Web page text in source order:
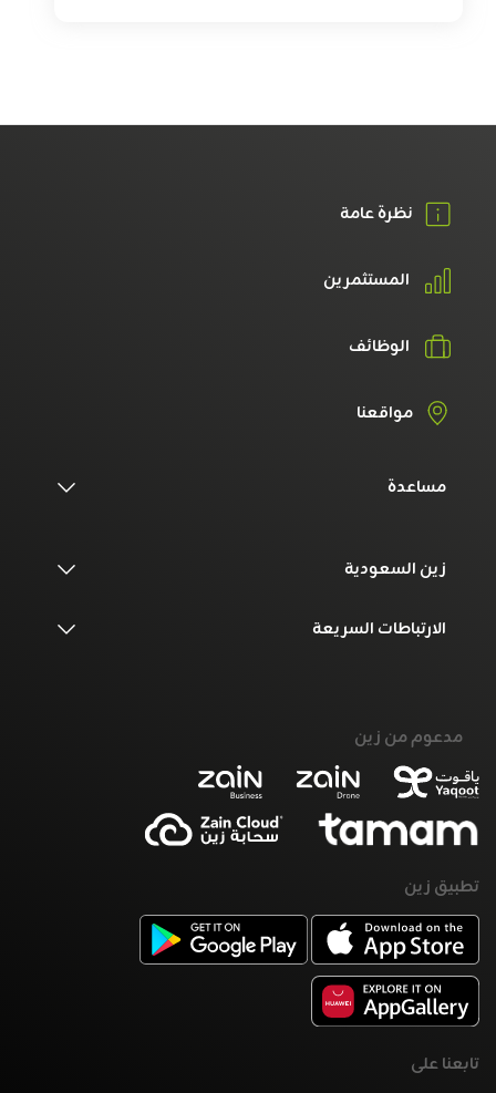
نظرة عامة
المستثمرين
الوظائف
مواقعنا
مساعدة
زين السعودية
الارتباطات السريعة
مدعوم من زين
تطبيق زين
تابعنا على